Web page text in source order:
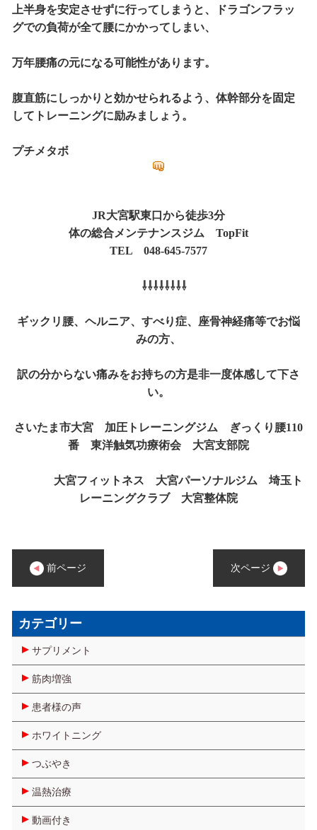
上半身を安定させずに行ってしまうと、ドラゴンフラッ
グでの負荷が全て腰にかかってしまい、
万年腰痛の元になる可能性があります。
腹直筋にしっかりと効かせられるよう、体幹部分を固定
してトレーニングに励みましょう。
プチメタボ
JR大宮駅東口から徒歩3分
体の総合メンテナンスジム TopFit
TEL 048-645-7577
⇩⇩⇩⇩⇩⇩⇩⇩
ギックリ腰、ヘルニア、すべり症、座骨神経痛等でお悩
みの方、
訳の分からない痛みをお持ちの方是非一度体感して下さ
い。
さいたま市大宮 加圧トレーニングジム ぎっくり腰110
番 東洋触気功療術会 大宮支部院
大宮フィットネス 大宮パーソナルジム 埼玉ト
レーニングクラブ 大宮整体院
前ページ 次ページ
カテゴリー
サプリメント
筋肉増強
患者様の声
ホワイトニング
つぶやき
温熱治療
動画付き